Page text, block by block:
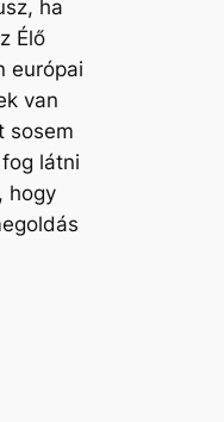
ha
Élő
európai
van
sosem
látni
hogy